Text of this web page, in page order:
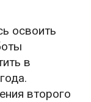
освоить
в
второго